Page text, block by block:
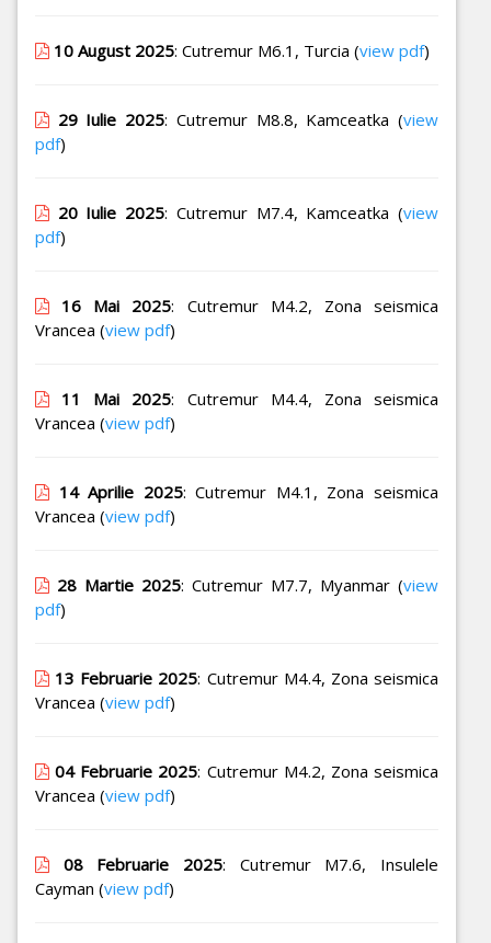
10 August 2025: Cutremur M6.1, Turcia (view pdf)
29 Iulie 2025: Cutremur M8.8, Kamceatka (view
pdf)
20 Iulie 2025: Cutremur M7.4, Kamceatka (view
pdf)
16 Mai 2025: Cutremur M4.2, Zona seismica
Vrancea (view pdf)
11 Mai 2025: Cutremur M4.4, Zona seismica
Vrancea (view pdf)
14 Aprilie 2025: Cutremur M4.1, Zona seismica
Vrancea (view pdf)
28 Martie 2025: Cutremur M7.7, Myanmar (view
pdf)
13 Februarie 2025: Cutremur M4.4, Zona seismica
Vrancea (view pdf)
04 Februarie 2025: Cutremur M4.2, Zona seismica
Vrancea (view pdf)
08 Februarie 2025: Cutremur M7.6, Insulele
Cayman (view pdf)